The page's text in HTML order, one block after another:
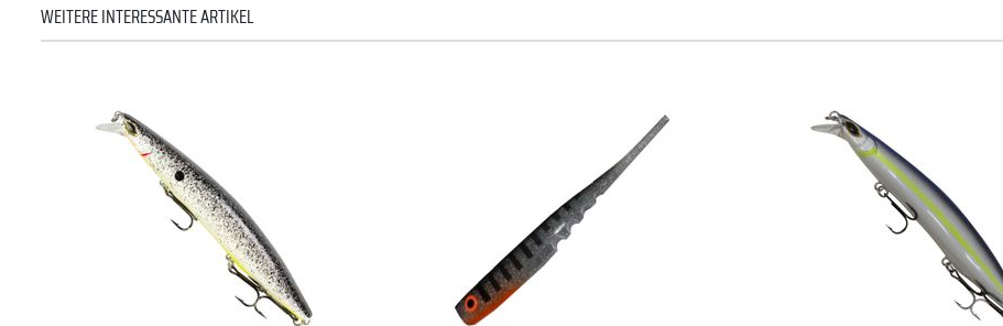
WEITERE INTERESSANTE ARTIKEL